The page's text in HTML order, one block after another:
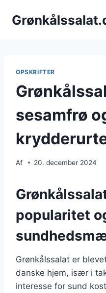
OPSKRIFTER
sesamfrø
Af 20. december 2024
popularitet
Grønkålssalat er
danske hjem, især i
interesse for sund